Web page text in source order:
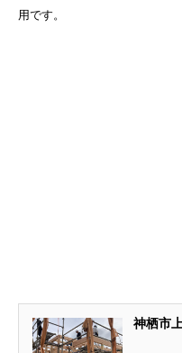
用です。
神栖市